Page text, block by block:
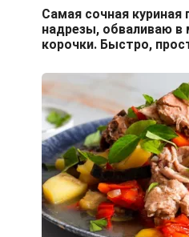
Самая сочная куриная
надрезы, обваливаю
корочки. Быстро,